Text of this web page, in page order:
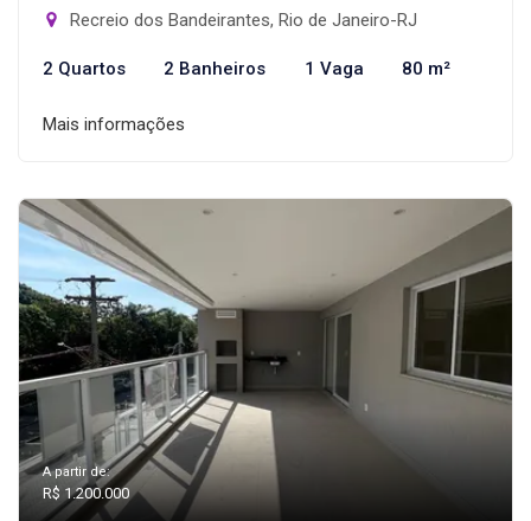
Recreio dos Bandeirantes, Rio de Janeiro-RJ
2 Quartos 2 Banheiros 1 Vaga 80 m²
Mais informações
A partir de:
R$ 1.200.000